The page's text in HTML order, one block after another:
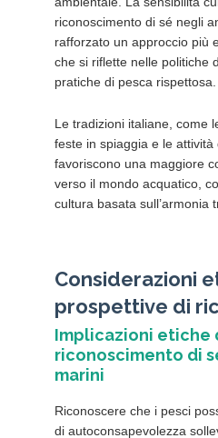
riconoscimento di sé negli
rafforzato un approccio più
che si riflette nelle politiche
pratiche di pesca rispettosa.
Le tradizioni italiane, come
feste in spiaggia e le attività
favoriscono una maggiore
verso il mondo acquatico,
cultura basata sull’armonia
Considerazioni
prospettive di
Implicazioni etiche
riconoscimento di
marini
Riconoscere che i pesci
di autoconsapevolezza